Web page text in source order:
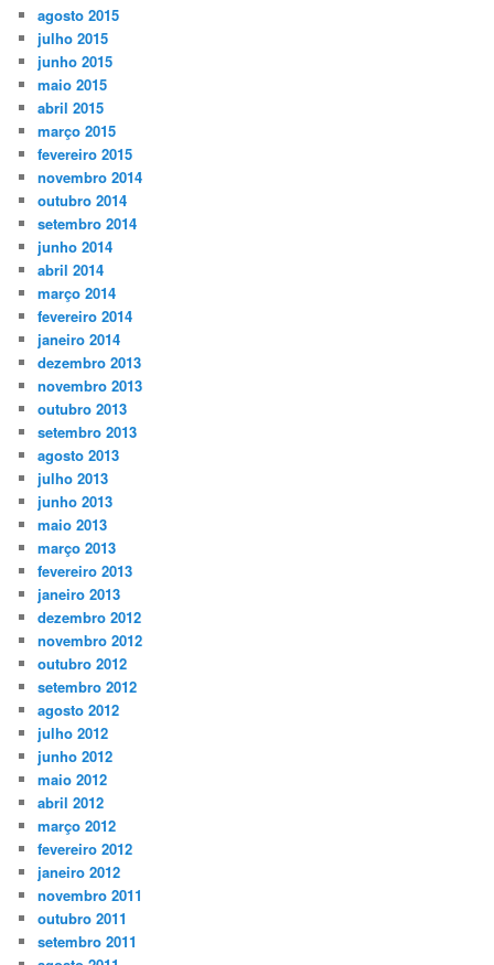
agosto 2015
julho 2015
junho 2015
maio 2015
abril 2015
março 2015
fevereiro 2015
novembro 2014
outubro 2014
setembro 2014
junho 2014
abril 2014
março 2014
fevereiro 2014
janeiro 2014
dezembro 2013
novembro 2013
outubro 2013
setembro 2013
agosto 2013
julho 2013
junho 2013
maio 2013
março 2013
fevereiro 2013
janeiro 2013
dezembro 2012
novembro 2012
outubro 2012
setembro 2012
agosto 2012
julho 2012
junho 2012
maio 2012
abril 2012
março 2012
fevereiro 2012
janeiro 2012
novembro 2011
outubro 2011
setembro 2011